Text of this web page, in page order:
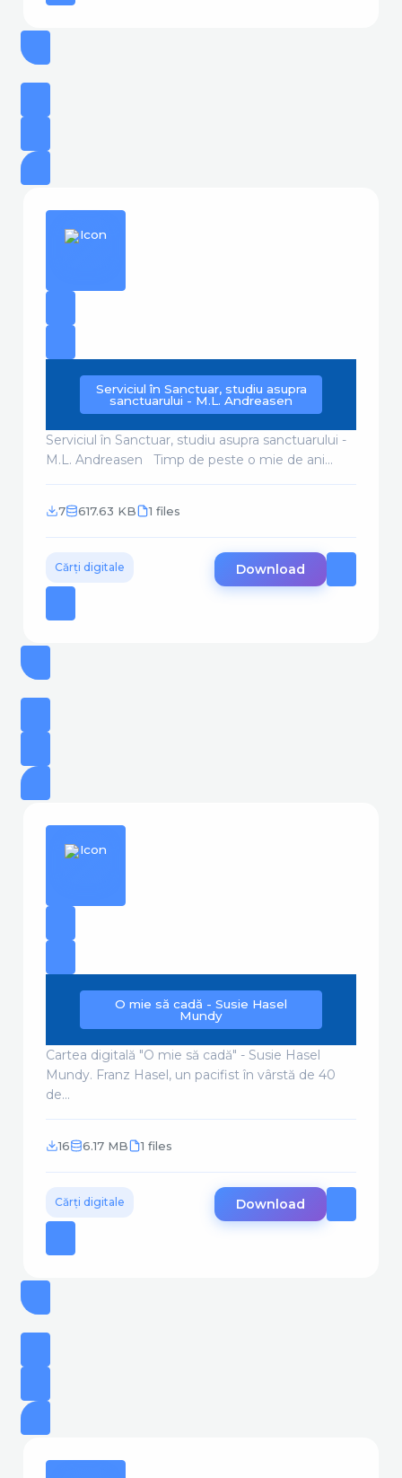
Serviciul în Sanctuar, studiu asupra
sanctuarului - M.L. Andreasen
Serviciul în Sanctuar, studiu asupra sanctuarului -
M.L. Andreasen Timp de peste o mie de ani...
7 617.63 KB 1 files
Cărți digitale Download
O mie să cadă - Susie Hasel
Mundy
Cartea digitală "O mie să cadă" - Susie Hasel
Mundy. Franz Hasel, un pacifist în vârstă de 40
de...
16 6.17 MB 1 files
Cărți digitale Download